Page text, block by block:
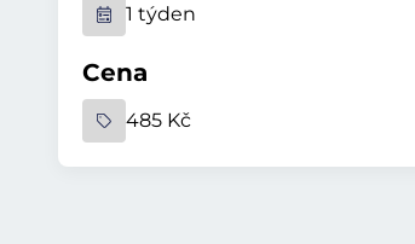
1 týden
Cena
485 Kč